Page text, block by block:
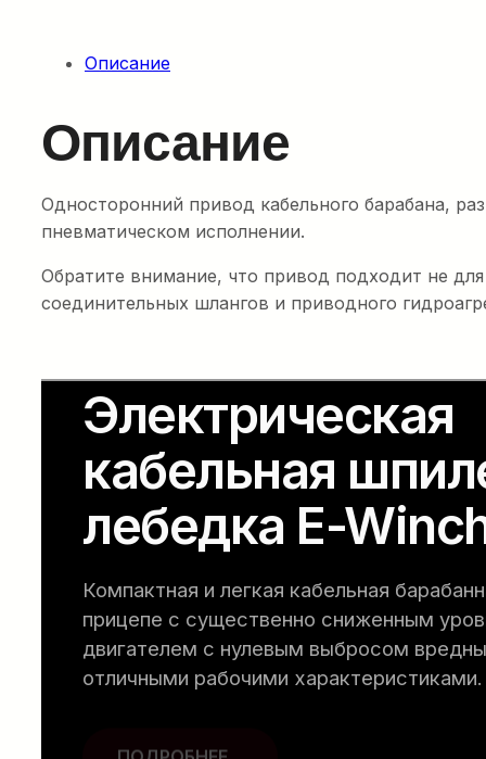
Описание
Описание
Односторонний привод кабельного барабана,
пневматическом исполнении.
Обратите внимание, что привод подходит не
соединительных шлангов и приводного
Электрическая
кабельная
лебедка E-
Компактная и легкая кабельная
прицепе с существенно сниженным
двигателем с нулевым выбросом
отличными рабочими характеристиками.
ПОДРОБНЕЕ…